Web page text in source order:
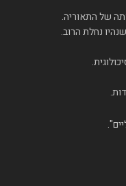
של התאוריה.
נחלת הרוב.